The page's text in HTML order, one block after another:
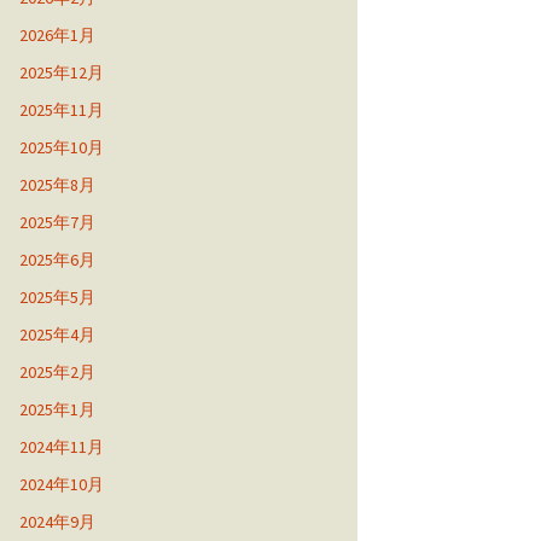
2026年1月
2025年12月
2025年11月
2025年10月
2025年8月
2025年7月
2025年6月
2025年5月
2025年4月
2025年2月
2025年1月
2024年11月
2024年10月
2024年9月